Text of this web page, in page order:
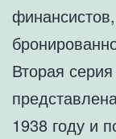
Вторая
1938 году и